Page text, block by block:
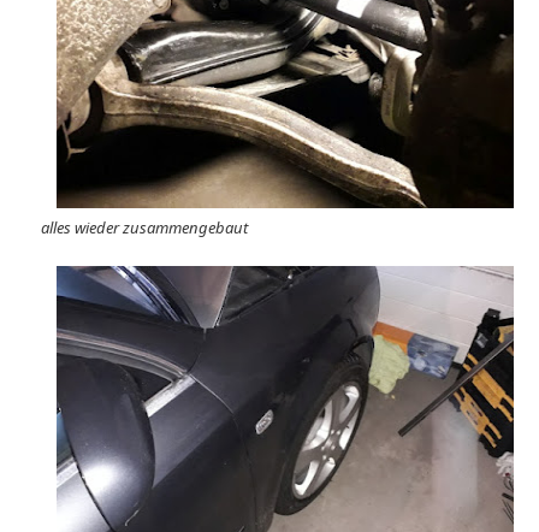
alles wieder zusammengebaut